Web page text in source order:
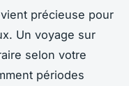
précieuse pour
Un voyage sur
selon votre
périodes